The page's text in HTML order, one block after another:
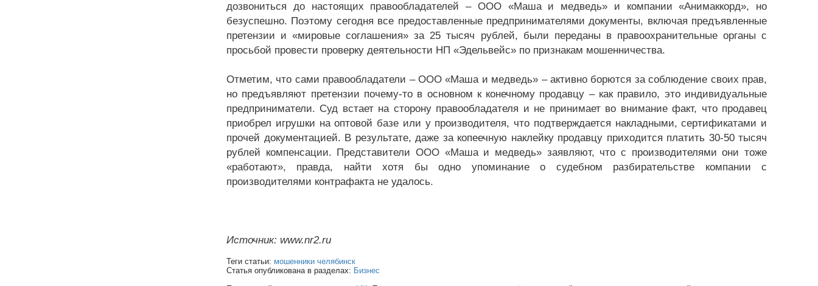
дозвониться до настоящих правообладателей – ООО «Маша и медведь» и компании «Анимаккорд», но
безуспешно. Поэтому сегодня все предоставленные предпринимателями документы, включая предъявленные
претензии и «мировые соглашения» за 25 тысяч рублей, были переданы в правоохранительные органы с
просьбой провести проверку деятельности НП «Эдельвейс» по признакам мошенничества.
Отметим, что сами правообладатели – ООО «Маша и медведь» – активно борются за соблюдение своих прав,
но предъявляют претензии почему-то в основном к конечному продавцу – как правило, это индивидуальные
предприниматели. Суд встает на сторону правообладателя и не принимает во внимание факт, что продавец
приобрел игрушки на оптовой базе или у производителя, что подтверждается накладными, сертификатами и
прочей документацией. В результате, даже за копеечную наклейку продавцу приходится платить 30-50 тысяч
рублей компенсации. Представители ООО «Маша и медведь» заявляют, что с производителями они тоже
«работают», правда, найти хотя бы одно упоминание о судебном разбирательстве компании с
производителями контрафакта не удалось.
Источник: www.nr2.ru
Теги статьи: мошенники челябинск
Статья опубликована в разделах: Бизнес